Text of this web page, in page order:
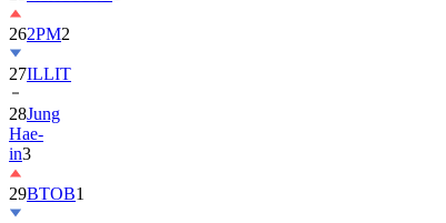
262PM2
27ILLIT
28Jung
Hae-
in3
29BTOB1